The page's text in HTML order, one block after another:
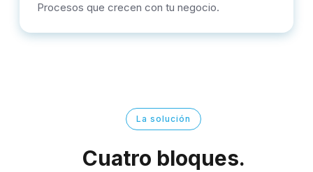
Procesos que crecen con tu negocio.
La solución
Cuatro bloques.